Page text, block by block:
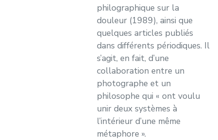
philographique sur la
douleur (1989), ainsi que
quelques articles publiés
dans différents périodiques. Il
s’agit, en fait, d’une
collaboration entre un
photographe et un
philosophe qui « ont voulu
unir deux systèmes à
l’intérieur d’une même
métaphore ».